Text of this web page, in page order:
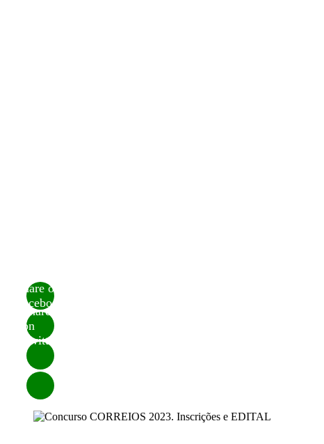
Share on
Facebook
Share
on
Twitter